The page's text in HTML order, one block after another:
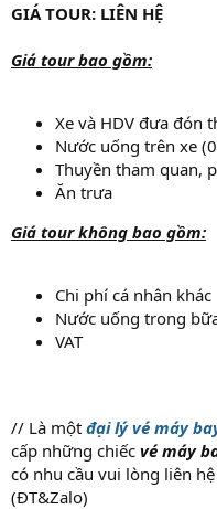
GIÁ TOUR: LIÊN HỆ
Giá tour bao gồm:
Xe và HDV đưa đón
Nước uống trên xe
Thuyền tham quan,
Ăn trưa
Giá tour không bao gồm:
Chi phí cá nhân khác
Nước uống trong
VAT
// Là một đại lý vé máy
cấp những chiếc vé máy
có nhu cầu vui lòng liên
(ĐT&Zalo)